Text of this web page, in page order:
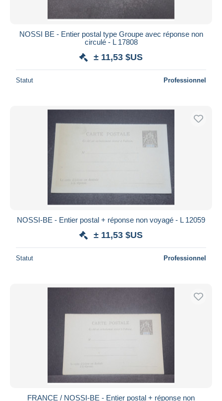
NOSSI BE - Entier postal type Groupe avec réponse non
circulé - L 17808
± 11,53 $US
Statut Professionnel
NOSSI-BE - Entier postal + réponse non voyagé - L 12059
± 11,53 $US
Statut Professionnel
FRANCE / NOSSI-BE - Entier postal + réponse non